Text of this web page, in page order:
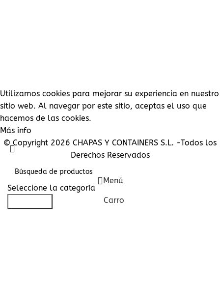
Utilizamos cookies para mejorar su experiencia en nuestro
sitio web. Al navegar por este sitio, aceptas el uso que
hacemos de las cookies.
Más info
Seleccione la categoría
© Copyright 2026 CHAPAS Y CONTAINERS S.L. -Todos los
Derechos Reservados
Menú
Carro